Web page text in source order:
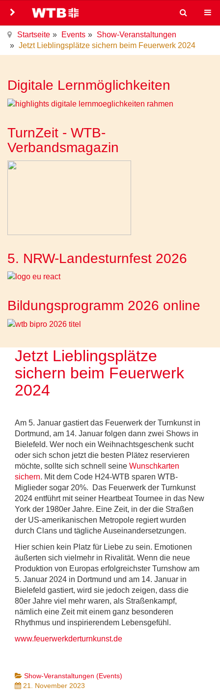
Startseite Events
Show-Veranstaltungen
Jetzt Lieblingsplätze sichern beim Feuerwerk 2024
Digitale Lernmöglichkeiten
TurnZeit - WTB-
Verbandsmagazin
5. NRW-Landesturnfest 2026
Bildungsprogramm 2026 online
Jetzt Lieblingsplätze
sichern beim Feuerwerk
2024
Am 5. Januar gastiert das Feuerwerk der Turnkunst in
Dortmund, am 14. Januar folgen dann zwei Shows in
Bielefeld. Wer noch ein Weihnachtsgeschenk sucht
oder sich schon jetzt die besten Plätez reservieren
möchte, sollte sich schnell seine Wunschkarten
sichern. Mit dem Code H24-WTB sparen WTB-
Miglieder sogar 20%. Das Feuerwerk der Turnkunst
2024 entführt mit seiner Heartbeat Tournee in das New
York der 1980er Jahre. Eine Zeit, in der die Straßen
der US-amerikanischen Metropole regiert wurden
durch Clans und tägliche Auseinandersetzungen.
Hier schien kein Platz für Liebe zu sein. Emotionen
äußerten sich vielmehr in Rivalität. Wenn die neue
Produktion von Europas erfolgreichster Turnshow am
5. Januar 2024 in Dortmund und am 14. Januar in
Bielefeld gastiert, wird sie jedoch zeigen, dass die
80er Jahre viel mehr waren, als Straßenkampf,
nämlich eine Zeit mit einem ganz besonderen
Rhythmus und inspirierendem Lebensgefühl.
www.feuerwerkderturnkunst.de
Show-Veranstaltungen (Events)
21. November 2023